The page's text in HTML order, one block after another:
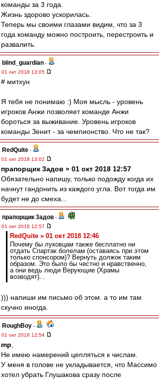
команды за 3 года.
Жизнь здорово ускорилась.
Теперь мы своими глазами видим, что за 3
года команду можно построить, перестроить и
развалить.
blind_guardian -
01 окт 2018 13:05
# митхун
Я тебя не понимаю :) Моя мысль - уровень
игроков Анжи позволяет команде Анжи
бороться за выживание. Уровень игроков
команды Зенит - за чемпионство. Что не так?
RedQuite -
01 окт 2018 13:02
прапорщик 3адoв » 01 окт 2018 12:57
Обязательно напишу, только подожду когда их
начнут гандонить из каждого угла. Вот тогда им
будет не до смеха...
прапорщик 3адoв -
01 окт 2018 12:57
RedQuite » 01 окт 2018 12:46
Почему бы луковцам также бесплатно ни
отдать Спартак болелам (оставаясь при этом
только спонсором)? Вернуть должок таким
образом. Это было бы честно и нравственно,
а они ведь люди Верующие (Храмы
возводят)...
))) напиши им письмо об этом. а то им там
скучно иногда.
RoughBoy -
01 окт 2018 12:54
mp
Не имею намерений цепляться к числам.
У меня в голове не укладывается, что Массимо
хотел убрать Глушакова сразу после